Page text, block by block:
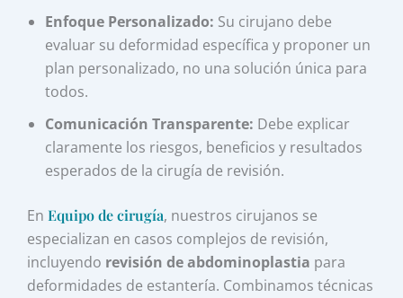
Enfoque Personalizado: Su cirujano debe
evaluar su deformidad específica y proponer un
plan personalizado, no una solución única para
todos.
Comunicación Transparente: Debe explicar
claramente los riesgos, beneficios y resultados
esperados de la cirugía de revisión.
EnEquipo de cirugía, nuestros cirujanos se
especializan en casos complejos de revisión,
incluyendo revisión de abdominoplastia para
deformidades de estantería. Combinamos técnicas